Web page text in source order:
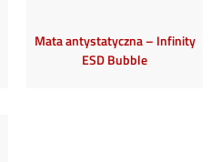
Mata antystatyczna – Infinity
ESD Bubble